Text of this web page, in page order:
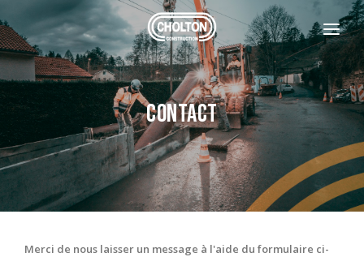
L'ENTREPRISE
NOS CLIENTS
CONTACT
CONTACTEZ-NOUS
REJOIGNEZ-NOUS
+33 4 77 29 61 10
CONTACT
Merci de nous laisser un message à l'aide du formulaire ci-